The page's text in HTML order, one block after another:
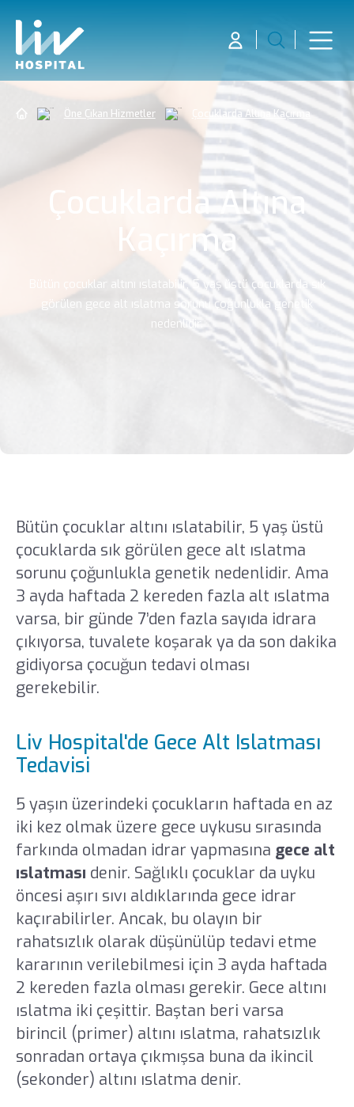
Öne Çıkan Hizmetler Çocuklarda Altına Kaçırma
Çocuklarda Altına
Kaçırma
Bütün çocuklar altını ıslatabilir, 5 yaş üstü çocuklarda sık
görülen gece alt ıslatma sorunu çoğunlukla genetik
nedenlidir.
Bütün çocuklar altını ıslatabilir, 5 yaş üstü
çocuklarda sık görülen gece alt ıslatma
sorunu çoğunlukla genetik nedenlidir. Ama
3 ayda haftada 2 kereden fazla alt ıslatma
varsa, bir günde 7’den fazla sayıda idrara
çıkıyorsa, tuvalete koşarak ya da son dakika
gidiyorsa çocuğun tedavi olması
gerekebilir.
Liv Hospital'de Gece Alt Islatması
Tedavisi
5 yaşın üzerindeki çocukların haftada en az
iki kez olmak üzere gece uykusu sırasında
farkında olmadan idrar yapmasına gece alt
ıslatması denir. Sağlıklı çocuklar da uyku
öncesi aşırı sıvı aldıklarında gece idrar
kaçırabilirler. Ancak, bu olayın bir
rahatsızlık olarak düşünülüp tedavi etme
kararının verilebilmesi için 3 ayda haftada
2 kereden fazla olması gerekir. Gece altını
ıslatma iki çeşittir. Baştan beri varsa
birincil (primer) altını ıslatma, rahatsızlık
sonradan ortaya çıkmışsa buna da ikincil
(sekonder) altını ıslatma denir.